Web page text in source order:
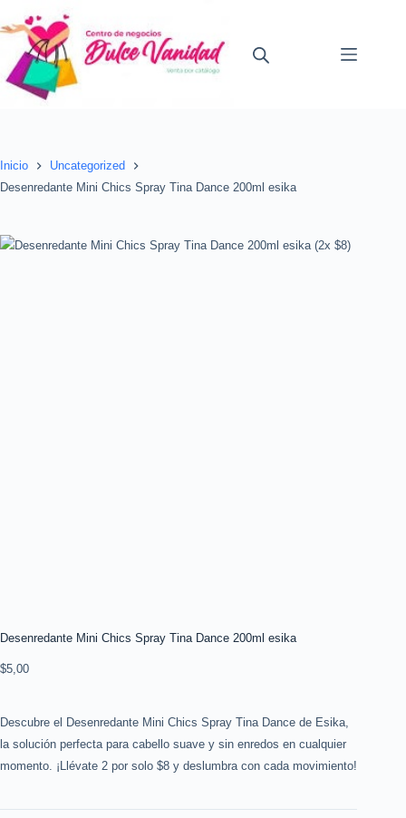
al
contenido
Inicio
Uncategorized
Desenredante Mini Chics Spray Tina Dance 200ml esika
Desenredante Mini Chics Spray Tina Dance 200ml esika
$5,00
Descubre el Desenredante Mini Chics Spray Tina Dance de Esika,
la solución perfecta para cabello suave y sin enredos en cualquier
momento. ¡Llévate 2 por solo $8 y deslumbra con cada movimiento!